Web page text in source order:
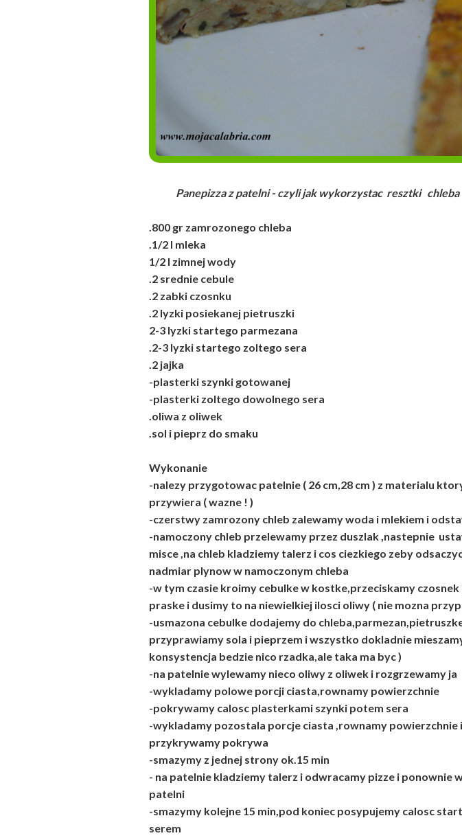
Panepizza z patelni - czyli jak wykorzystac resztki chleba
.800 gr zamrozonego chleba
.1/2 l mleka
1/2 l zimnej wody
.2 srednie cebule
.2 zabki czosnku
.2 lyzki posiekanej pietruszki
2-3 lyzki startego parmezana
.2-3 lyzki startego zoltego sera
.2 jajka
-plasterki szynki gotowanej
-plasterki zoltego dowolnego sera
.oliwa z oliwek
.sol i pieprz do smaku
Wykonanie
-nalezy przygotowac patelnie ( 26 cm,28 cm ) z materialu
przywiera ( wazne ! )
-czerstwy zamrozony chleb zalewamy woda i mlekiem i
-namoczony chleb przelewamy przez duszlak ,nastepnie
misce ,na chleb kladziemy talerz i cos ciezkiego zeby
nadmiar plynow w namoczonym chleba
-w tym czasie kroimy cebulke w kostke,przeciskamy czosnek
praske i dusimy to na niewielkiej ilosci oliwy ( nie mozna
-usmazona cebulke dodajemy do
przyprawiamy sola i pieprzem i wszystko dokladnie
konsystencja bedzie nico rzadka,ale taka ma byc )
-na patelnie wylewamy nieco oliwy z oliwek i rozgrzewamy ja
-wykladamy polowe porcji ciasta,rownamy powierzchnie
-pokrywamy calosc plasterkami szynki potem sera
-wykladamy pozostala porcje ciasta ,rownamy powierzchnie i
przykrywamy pokrywa
-smazymy z jednej strony ok.15 min
- na patelnie kladziemy talerz i odwracamy pizze i ponownie
patelni
-smazymy kolejne 15 min,pod koniec posypujemy calosc
serem